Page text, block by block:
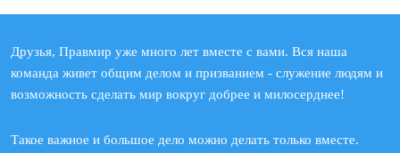
Друзья, Правмир уже много лет вместе с вами. Вся наша
команда живет общим делом и призванием - служение людям и
возможность сделать мир вокруг добрее и милосерднее!
Такое важное и большое дело можно делать только вместе.